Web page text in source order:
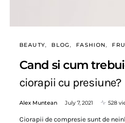
BEAUTY BLOG FASHION
Cand si cum
ciorapii cu presiune?
Alex Muntean July 7, 2021 528
Ciorapii de compresie sunt de